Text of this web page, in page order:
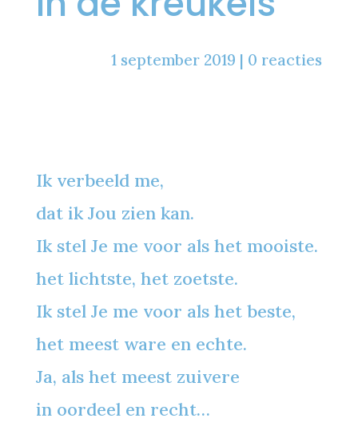
1 september 2019 | 0 reacties
Ik verbeeld me,
dat ik Jou zien kan.
Ik stel Je me voor als het mooiste.
het lichtste, het zoetste.
Ik stel Je me voor als het beste,
het meest ware en echte.
Ja, als het meest zuivere
in oordeel en recht…